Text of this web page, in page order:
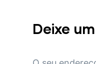
Deixe